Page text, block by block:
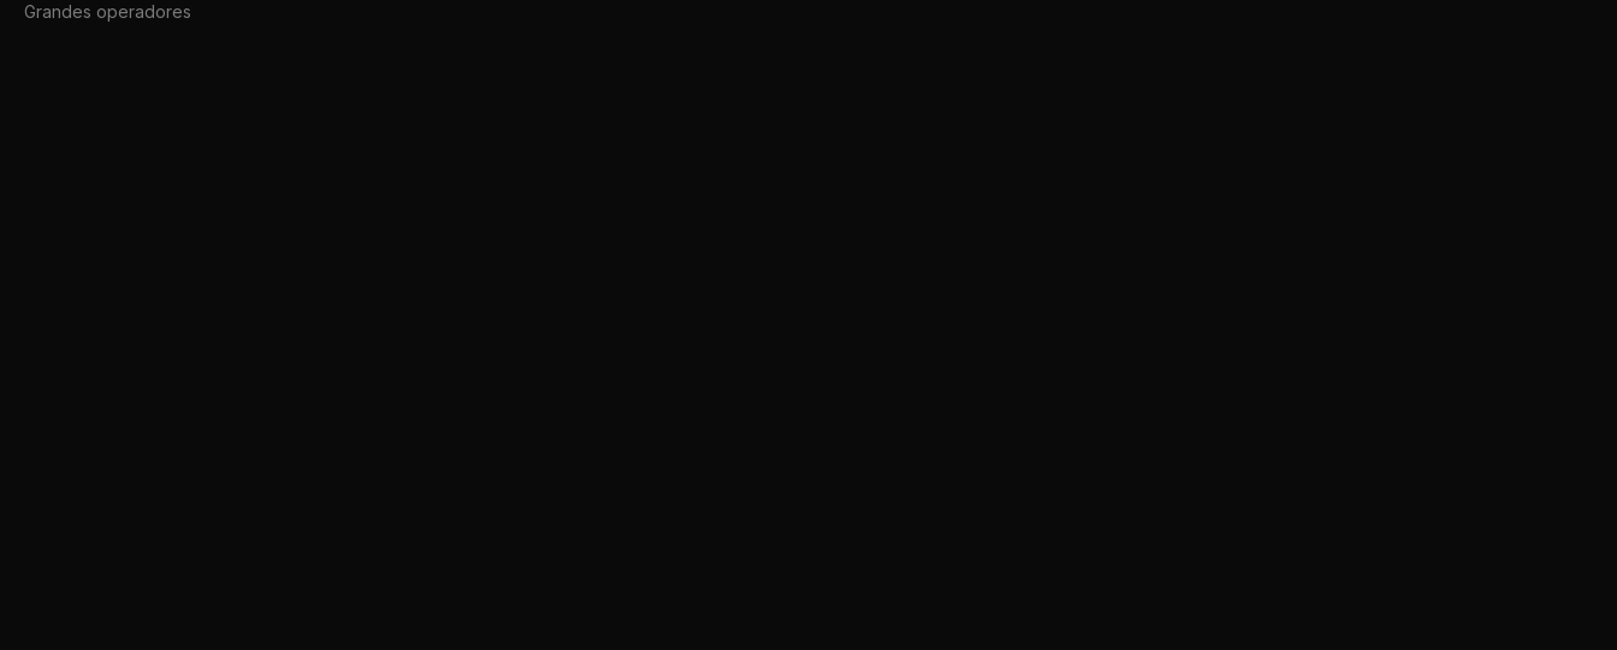
Grandes operadores